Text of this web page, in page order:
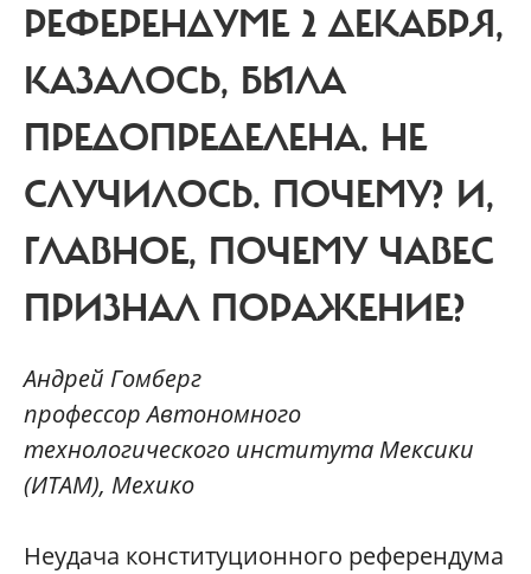
РЕФЕРЕНДУМЕ 2 ДЕКАБРЯ,
КАЗАЛОСЬ, БЫЛА
ПРЕДОПРЕДЕЛЕНА. НЕ
СЛУЧИЛОСЬ. ПОЧЕМУ? И,
ГЛАВНОЕ, ПОЧЕМУ ЧАВЕС
ПРИЗНАЛ ПОРАЖЕНИЕ?
Андрей Гомберг
профессор Автономного
технологического института Мексики
(ИТАМ), Мехико
Неудача конституционного референдума